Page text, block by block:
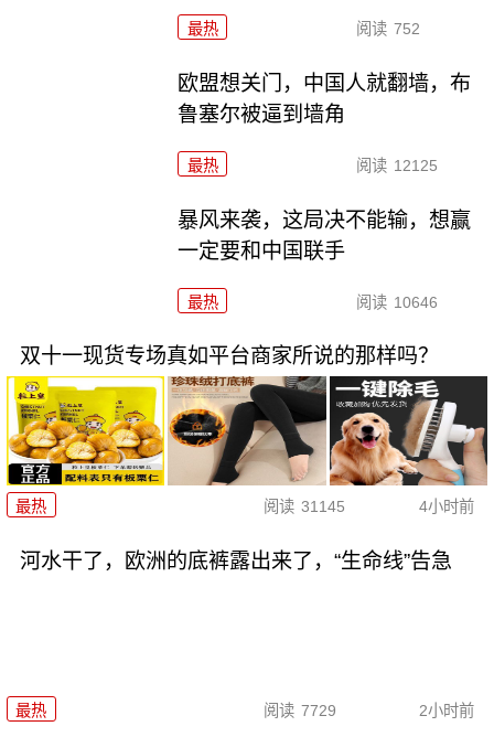
最热 阅读 752
欧盟想关门，中国人就翻墙，布
鲁塞尔被逼到墙角
最热 阅读 12125
暴风来袭，这局决不能输，想赢
一定要和中国联手
最热 阅读 10646
双十一现货专场真如平台商家所说的那样吗？
最热 阅读 31145 4小时前
河水干了，欧洲的底裤露出来了，“生命线”告急
最热 阅读 7729 2小时前